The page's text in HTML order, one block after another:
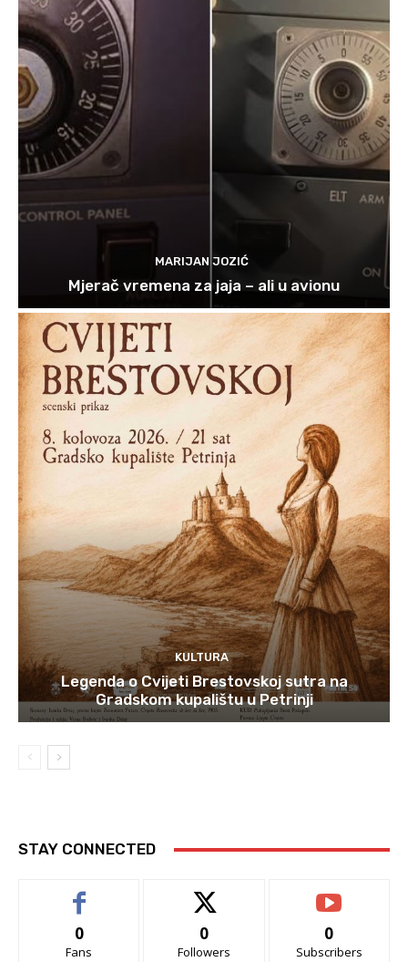
MARIJAN JOZIĆ
Mjerač vremena za jaja – ali u avionu
KULTURA
Legenda o Cvijeti Brestovskoj sutra na
Gradskom kupalištu u Petrinji
STAY CONNECTED
0
Fans
0
Followers
0
Subscribers